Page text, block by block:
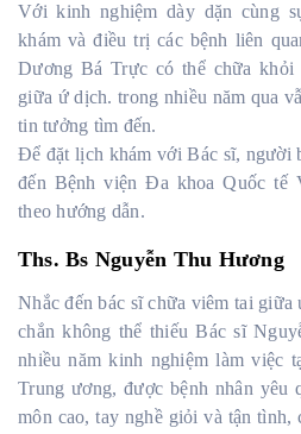
Với kinh nghiệm dày dặn cùng
khám và điều trị các bệnh liên
Dương Bá Trực có thể chữa
giữa ứ dịch. trong nhiều năm qua
tin tưởng tìm đến.
Để đặt lịch khám với Bác sĩ, người
đến Bệnh viện Đa khoa Quốc tế
theo hướng dẫn.
Ths. Bs Nguyễn Thu Hương
Nhắc đến bác sĩ chữa viêm tai
chắn không thể thiếu Bác sĩ
nhiều năm kinh nghiệm làm việc
Trung ương, được bệnh nhân
môn cao, tay nghề giỏi và tận tình,